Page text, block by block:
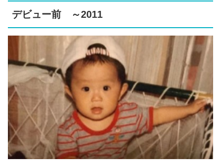
デビュー前 ～2011